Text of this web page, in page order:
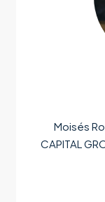
Moisés
CAPITAL